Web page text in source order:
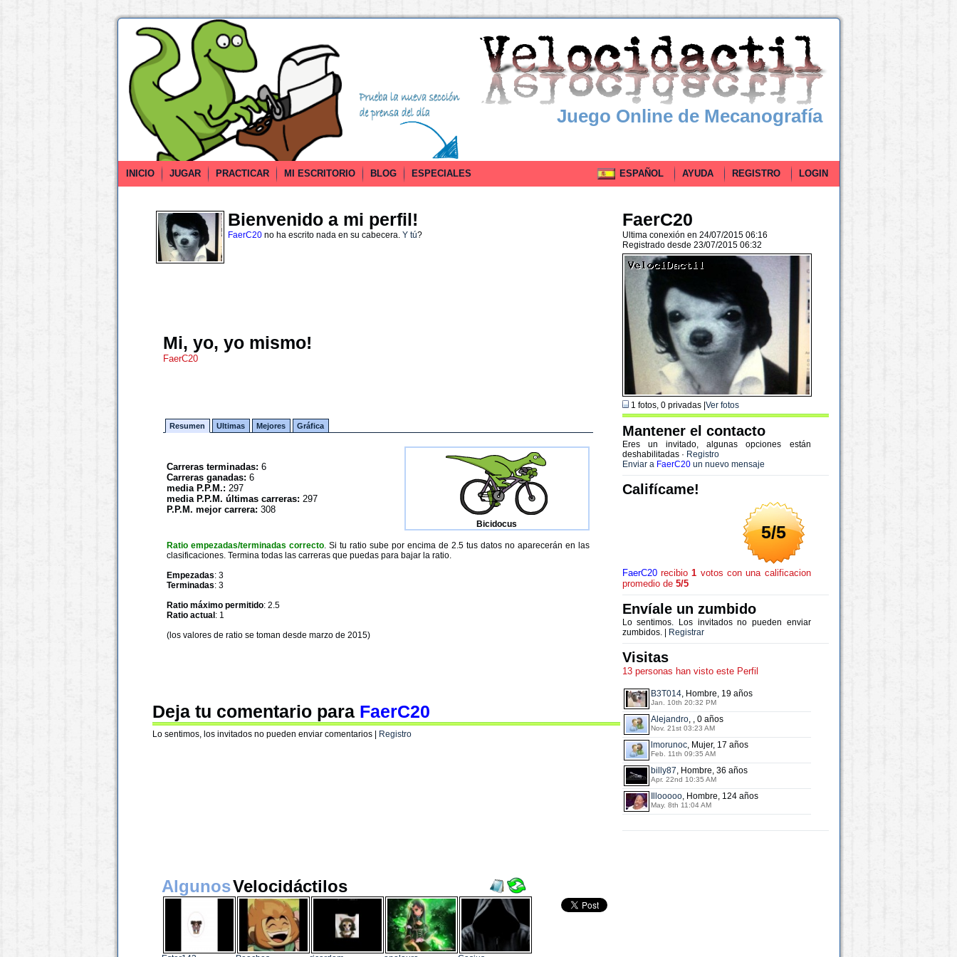
Juego Online de Mecanografía
INICIO JUGAR PRACTICAR MI ESCRITORIO BLOG ESPECIALES ESPAÑOL AYUDA REGISTRO LOGIN
Bienvenido a mi perfil!
FaerC20no ha escrito nada en su cabecera. Y tú?
Mi, yo, yo mismo!
FaerC20
Resumen Ultimas Mejores Gráfica
Carreras terminadas: 6
Carreras ganadas: 6
media P.P.M.: 297
media P.P.M. últimas carreras: 297
P.P.M. mejor carrera: 308
Bicidocus
Ratio empezadas/terminadas correcto. Si tu ratio sube por encima de 2.5 tus datos no aparecerán en las
clasificaciones. Termina todas las carreras que puedas para bajar la ratio.
Empezadas: 3
Terminadas: 3
Ratio máximo permitido: 2.5
Ratio actual : 1
(los valores de ratio se toman desde marzo de 2015)
Deja tu comentario para FaerC20
Lo sentimos, los invitados no pueden enviar comentarios | Registro
FaerC20
Ultima conexión en 24/07/2015 06:16
Registrado desde 23/07/2015 06:32
1 fotos, 0 privadas | Ver fotos
Mantener el contacto
Eres un invitado, algunas opciones están
deshabilitadas · Registro
Enviar a FaerC20un nuevo mensaje
Califícame!
5/5
FaerC20recibio1 votos con una calificacion
promedio de 5/5
Envíale un zumbido
Lo sentimos. Los invitados no pueden enviar
zumbidos. |
Registrar
Visitas
13 personas han visto este Perfil
B3T014, Hombre, 19 años
Jan. 10th 20:32 PM
Alejandro, , 0 años
Nov. 21st 03:23 AM
lmorunoc, Mujer, 17 años
Feb. 11th 09:35 AM
billy87, Hombre, 36 años
Apr. 22nd 10:35 AM
Illooooo, Hombre, 124 años
May. 8th 11:04 AM
AlgunosVelocidáctilos